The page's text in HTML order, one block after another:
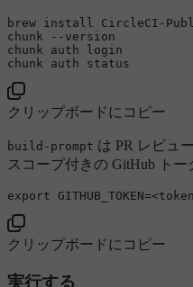
brew install CircleCI-
chunk
--version
chunk auth login
chunk auth status
クリップボードにコピー
build-prompt は PR レビュ
スコープ付きの GitHub ト
export GITHUB_TOKEN
クリップボードにコピー
実行する